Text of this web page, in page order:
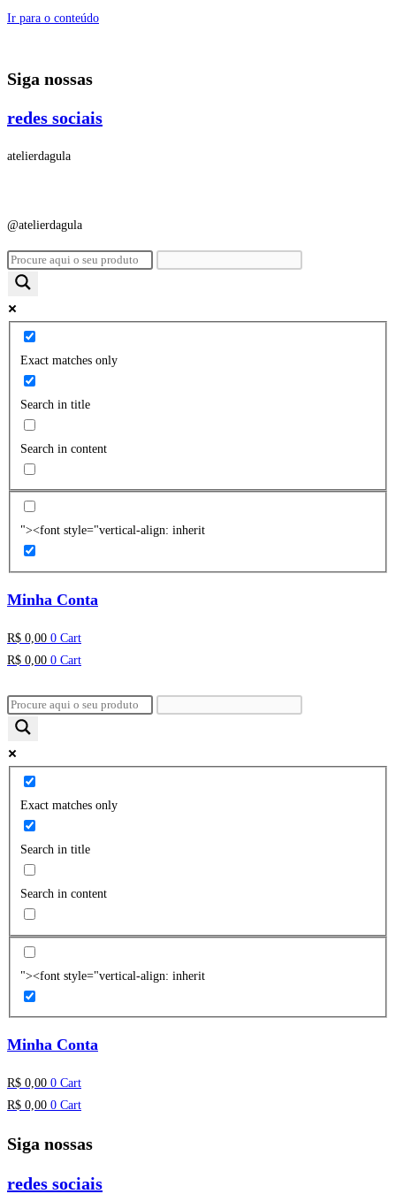
Ir para o conteúdo
Siga nossas
redes sociais
atelierdagula
@atelierdagula
Exact matches only
Search in title
Search in content
"><font style="vertical-align: inherit
Minha Conta
R$ 0,00 0 Cart
R$ 0,00 0 Cart
Exact matches only
Search in title
Search in content
"><font style="vertical-align: inherit
Minha Conta
R$ 0,00 0 Cart
R$ 0,00 0 Cart
Siga nossas
redes sociais